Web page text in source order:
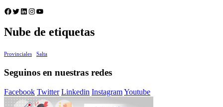
Facebook
Twitter
LinkedIn
Instagram
YouTube
Nube de etiquetas
Provinciales Salta
Seguinos en nuestras redes
Facebook Twitter Linkedin InstagramYoutube